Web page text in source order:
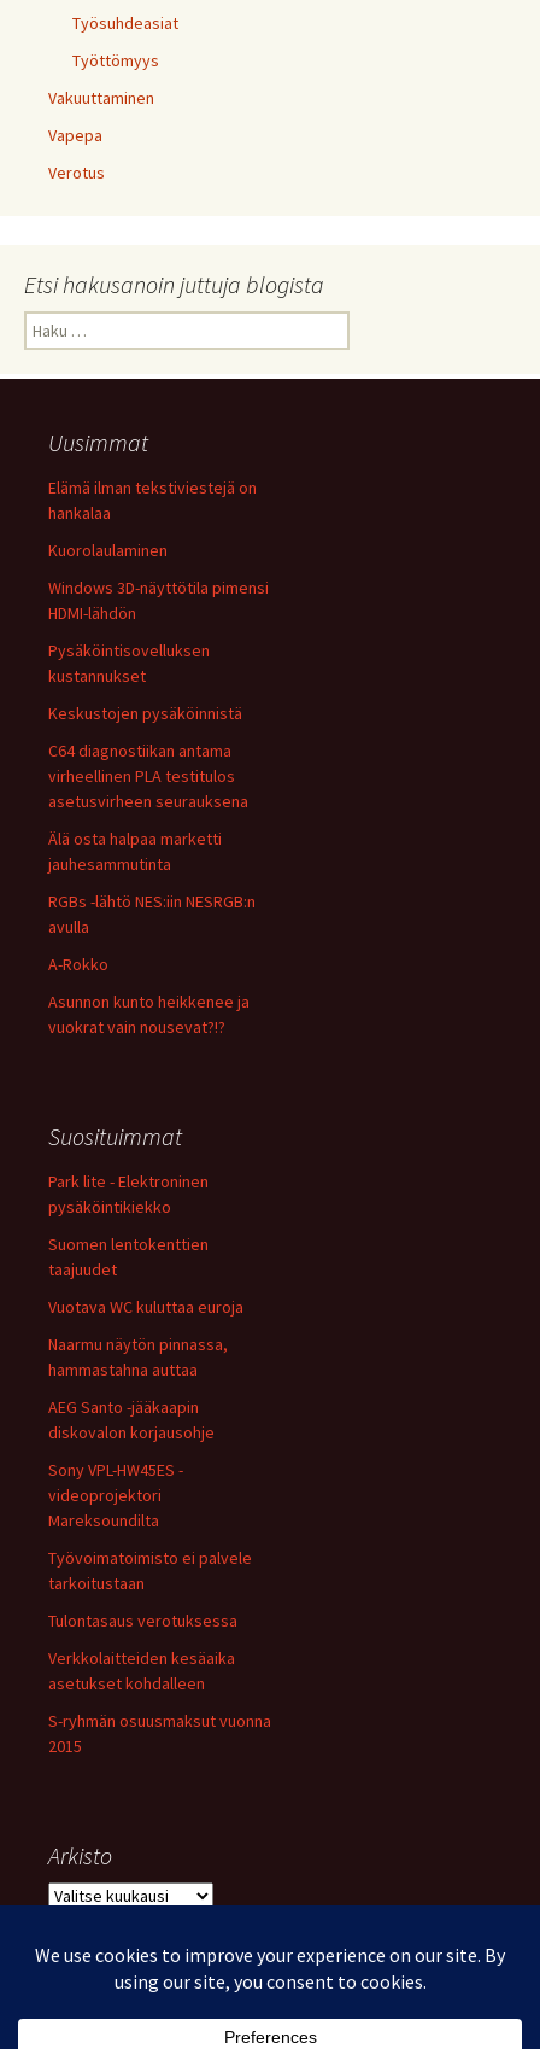
Työsuhdeasiat
Työttömyys
Vakuuttaminen
Vapepa
Verotus
Etsi hakusanoin juttuja blogista
Haku:
Uusimmat
Elämä ilman tekstiviestejä on
hankalaa
Kuorolaulaminen
Windows 3D-näyttötila pimensi
HDMI-lähdön
Pysäköintisovelluksen
kustannukset
Keskustojen pysäköinnistä
C64 diagnostiikan antama
virheellinen PLA testitulos
asetusvirheen seurauksena
Älä osta halpaa marketti
jauhesammutinta
RGBs -lähtö NES:iin NESRGB:n
avulla
A-Rokko
Asunnon kunto heikkenee ja
vuokrat vain nousevat?!?
Suosituimmat
Park lite - Elektroninen
pysäköintikiekko
Suomen lentokenttien
taajuudet
Vuotava WC kuluttaa euroja
Naarmu näytön pinnassa,
hammastahna auttaa
AEG Santo -jääkaapin
diskovalon korjausohje
Sony VPL-HW45ES -
videoprojektori
Mareksoundilta
Työvoimatoimisto ei palvele
tarkoitustaan
Tulontasaus verotuksessa
Verkkolaitteiden kesäaika
asetukset kohdalleen
S-ryhmän osuusmaksut vuonna
2015
Arkisto
Arkisto